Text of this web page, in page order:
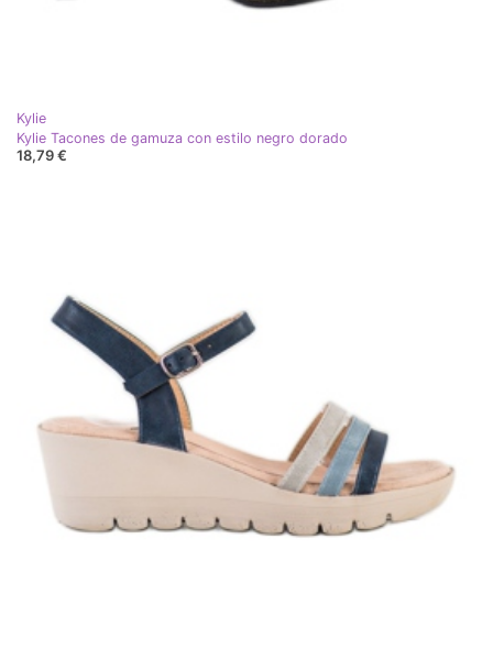
Kylie
Kylie Tacones de gamuza con estilo negro dorado
18,79 €